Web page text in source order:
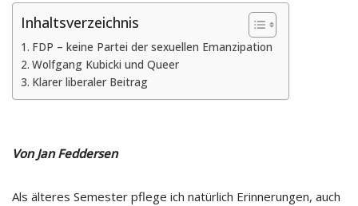
Inhaltsverzeichnis
FDP – keine Partei der sexuellen Emanzipation
Wolfgang Kubicki und Queer
Klarer liberaler Beitrag
Von Jan Feddersen
Als älteres Semester pflege ich natürlich Erinnerungen, auch